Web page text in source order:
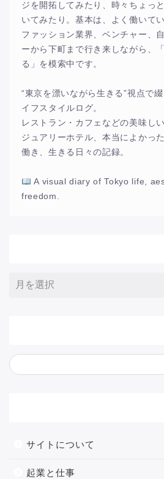
ジを開拓してみたり、時々ちょっ
いてみたり。基本は、よく働いてい
ファッション業界、ベンチャー、
ーから下町まで行き来しながら、
る」を模索中です。
“東京を漂いながら生きる”視点で
イフスタイルログ。
レストラン・カフェなどの美味し
ジュアリーホテル、本当によかっ
働き、生きる日々の記録。
A visual diary of Tokyo life,
freedom.
サイトについて
起業と仕事